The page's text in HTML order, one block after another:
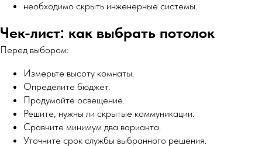
необходимо скрыть инженерные системы.
Чек-лист: как выбрать потолок
Перед выбором:
Измерьте высоту комнаты.
Определите бюджет.
Продумайте освещение.
Решите, нужны ли скрытые коммуникации.
Сравните минимум два варианта.
Уточните срок службы выбранного решения.